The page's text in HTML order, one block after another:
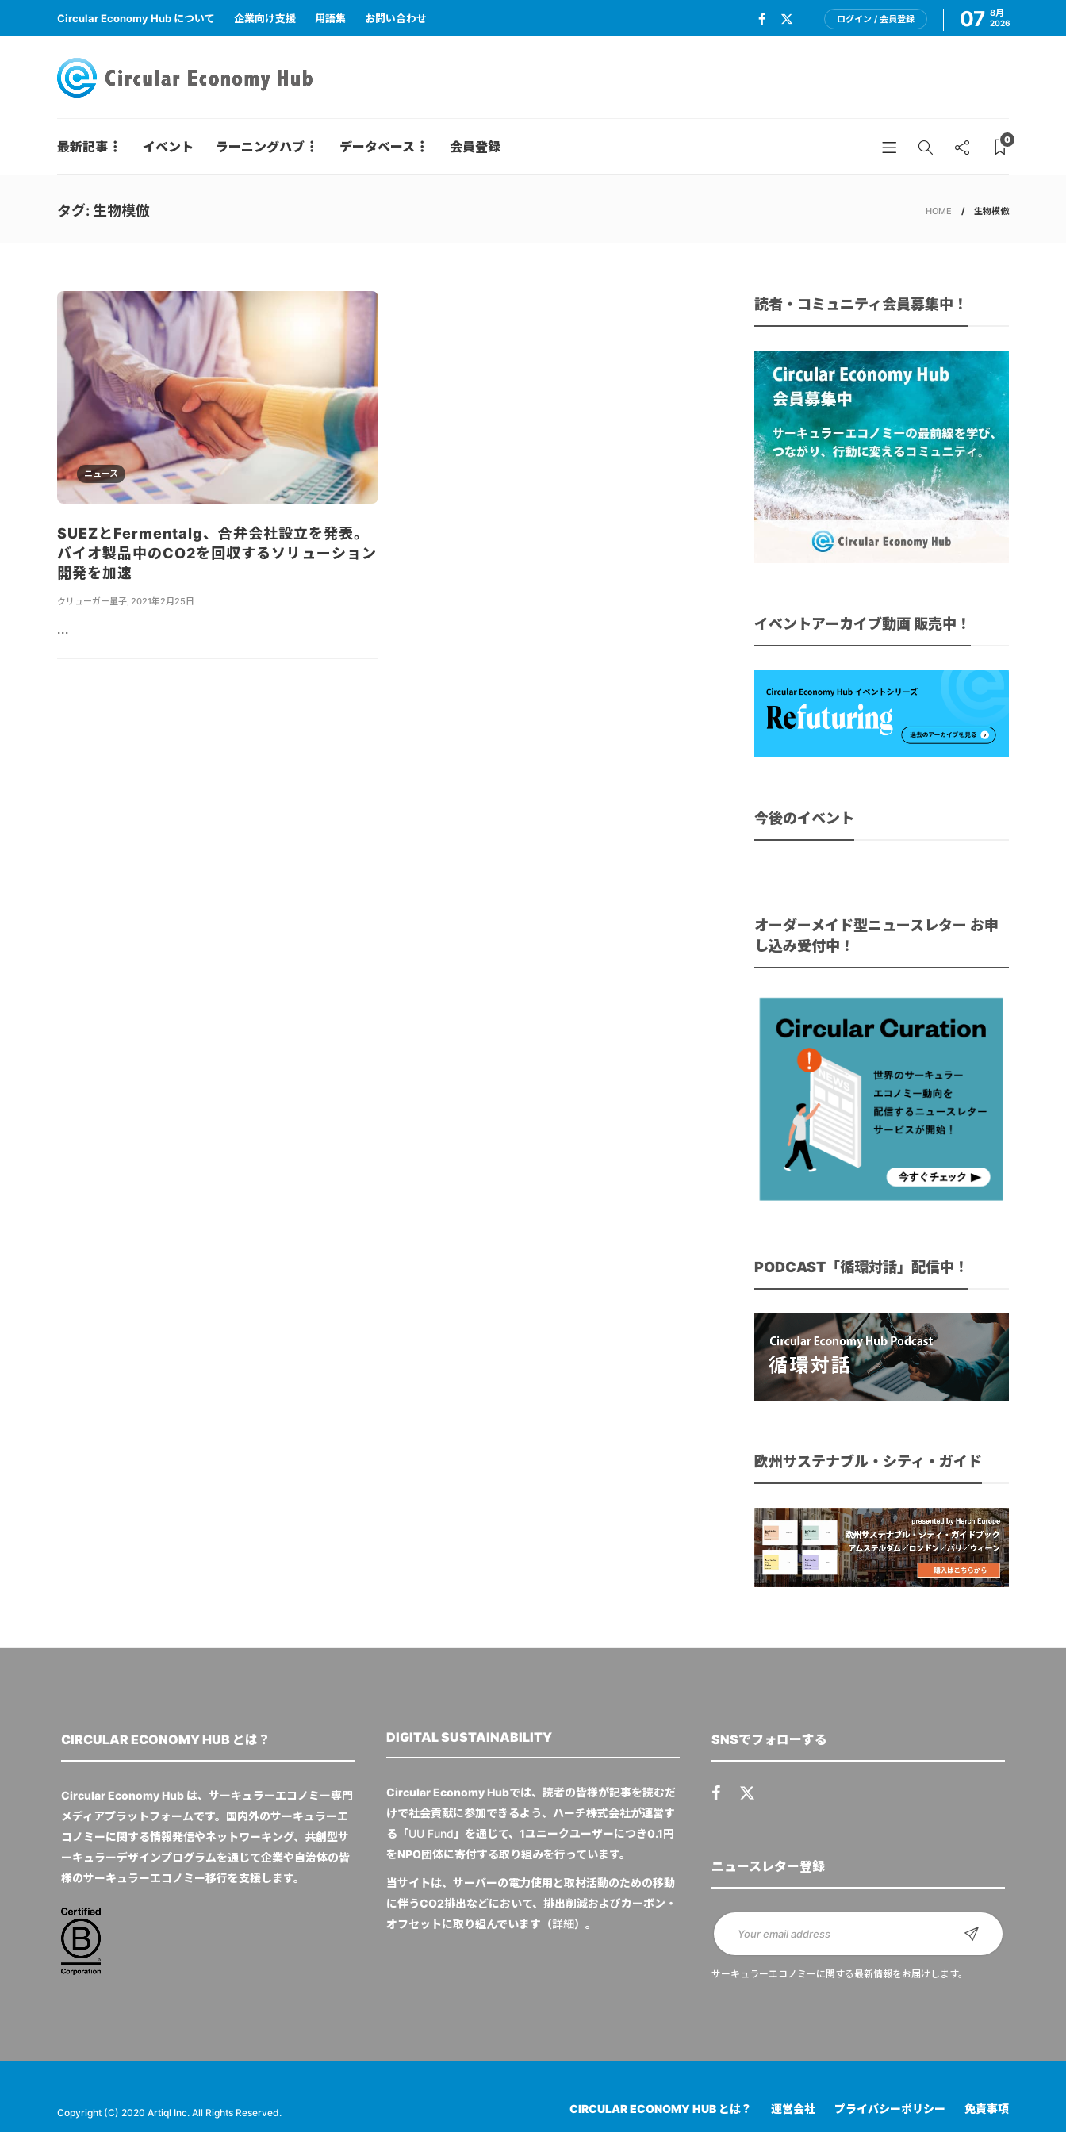
Circular Economy Hub について 企業向け支援 用語集 お問い合わせ ログイン / 会員登録 07 8月
2026
最新記事 イベント ラーニングハブ データベース 会員登録 0
タグ: 生物模倣 HOME 生物模倣
ニュース
SUEZとFermentalg、合弁会社設立を発表。
バイオ製品中のCO2を回収するソリューション
開発を加速
クリューガー量子 2021年2月25日
...
読者・コミュニティ会員募集中！
イベントアーカイブ動画 販売中！
今後のイベント
オーダーメイド型ニュースレター お申
し込み受付中！
PODCAST「循環対話」配信中！
欧州サステナブル・シティ・ガイド
CIRCULAR ECONOMY HUB とは？
Circular Economy Hub は、サーキュラーエコノミー専門
メディアプラットフォームです。国内外のサーキュラーエ
コノミーに関する情報発信やネットワーキング、共創型サ
ーキュラーデザインプログラムを通じて企業や自治体の皆
様のサーキュラーエコノミー移行を支援します。
DIGITAL SUSTAINABILITY
Circular Economy Hubでは、読者の皆様が記事を読むだ
けで社会貢献に参加できるよう、ハーチ株式会社が運営す
る「UU Fund」を通じて、1ユニークユーザーにつき0.1円
をNPO団体に寄付する取り組みを行っています。
当サイトは、サーバーの電力使用と取材活動のための移動
に伴うCO2排出などにおいて、排出削減およびカーボン・
オフセットに取り組んでいます（詳細）。
SNSでフォローする
ニュースレター登録
サーキュラーエコノミーに関する最新情報をお届けします。
Copyright (C) 2020 Artiql Inc. All Rights Reserved. CIRCULAR ECONOMY HUB とは？ 運営会社 プライバシーポリシー 免責事項